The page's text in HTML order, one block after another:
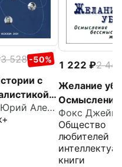
3 528 -50%
с
Лискин Юрий Александрович
1 222
2 443
Желание
Осмысление
жестокости
Фокс
Общество
любителей
книги